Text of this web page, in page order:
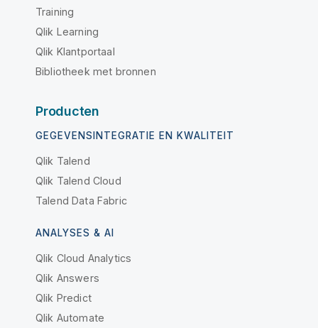
Training
Qlik Learning
Qlik Klantportaal
Bibliotheek met bronnen
Producten
GEGEVENSINTEGRATIE EN KWALITEIT
Qlik Talend
Qlik Talend Cloud
Talend Data Fabric
ANALYSES & AI
Qlik Cloud Analytics
Qlik Answers
Qlik Predict
Qlik Automate